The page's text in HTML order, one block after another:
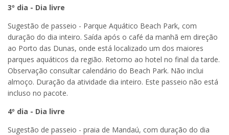
3º dia - Dia livre
Sugestão de passeio - Parque Aquático Beach Park, com
duração do dia inteiro. Saída após o café da manhã em direção
ao Porto das Dunas, onde está localizado um dos maiores
parques aquáticos da região. Retorno ao hotel no final da tarde.
Observação consultar calendário do Beach Park. Não inclui
almoço. Duração da atividade dia inteiro. Este passeio não está
incluso no pacote.
4º dia - Dia livre
Sugestão de passeio - praia de Mandaú, com duração do dia